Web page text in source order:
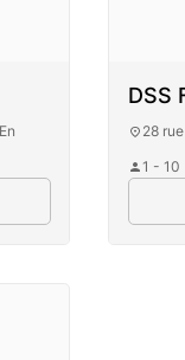
DSS
28
1 - 10